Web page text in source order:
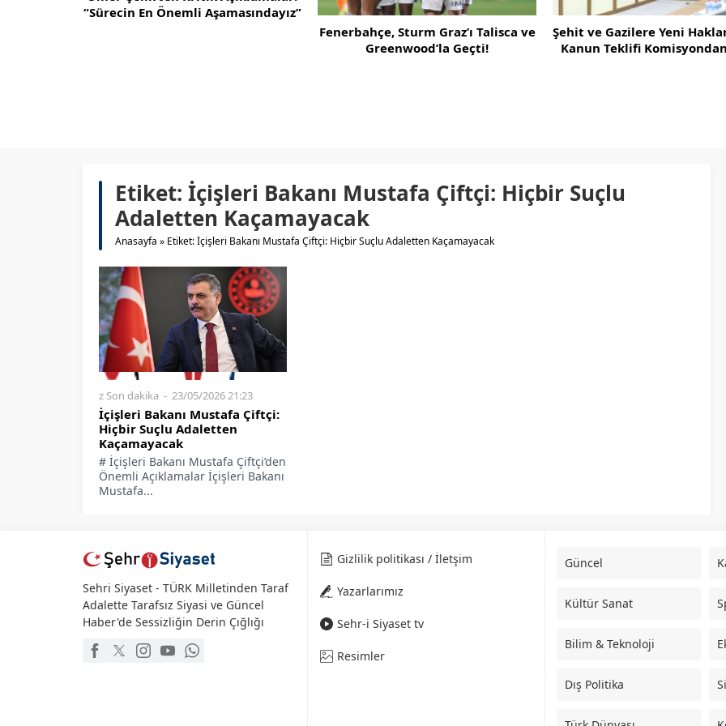
Ömer Çelik’ten Kritik Açıklamalar: “Sürecin En Önemli Aşamasındayız”
Şehit ve Gazilere Yeni Haklar İçeren
Kanun Teklifi Komisyondan Geçti
Uyarısı
Etiket: İçişleri Bakanı Mustafa Çiftçi: Hiçbir Suçlu
Adaletten Kaçamayacak
Anasayfa » Etiket: İçişleri Bakanı Mustafa Çiftçi: Hiçbir Suçlu Adaletten Kaçamayacak
z Son dakika 23/05/2026 21:23
İçişleri Bakanı Mustafa Çiftçi:
Hiçbir Suçlu Adaletten
Kaçamayacak
# İçişleri Bakanı Mustafa Çiftçi’den
Önemli Açıklamalar İçişleri Bakanı
Mustafa...
Sehri Siyaset - TÜRK Milletinden Taraf
Adalette Tarafsız Siyasi ve Güncel
Haber'de Sessizliğin Derin Çığlığı
Gizlilik politikası / İletşim
Yazarlarımız
Sehr-i Siyaset tv
Resimler
Güncel
Kültür Sanat
Bilim & Teknoloji
Dış Politika